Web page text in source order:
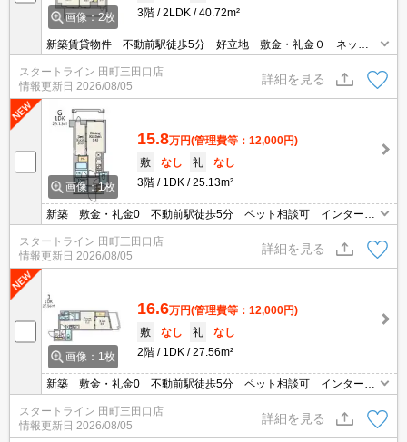
画像：2枚
3階
2LDK 40.72m²
新築賃貸物件 不動前駅徒歩5分 好立地 敷金・礼金０ ネット
無料 オートロック 宅配ボックス SIC
スタートライン 田町三田口店
情報更新日 2026/08/05
詳細を見る
画像：1枚
15.8万円(管理費等：12,000円)
敷
なし 礼
なし
3階
1DK 25.13m²
新築 敷金・礼金0 不動前駅徒歩5分 ペット相談可 インターネ
ット無料 浴室乾燥 収納 宅配BOX
スタートライン 田町三田口店
情報更新日 2026/08/05
詳細を見る
画像：1枚
16.6万円(管理費等：12,000円)
敷
なし 礼
なし
2階
1DK 27.56m²
新築 敷金・礼金0 不動前駅徒歩5分 ペット相談可 インターネ
ット無料 浴室乾燥 収納 宅配BOX
スタートライン 田町三田口店
情報更新日 2026/08/05
詳細を見る